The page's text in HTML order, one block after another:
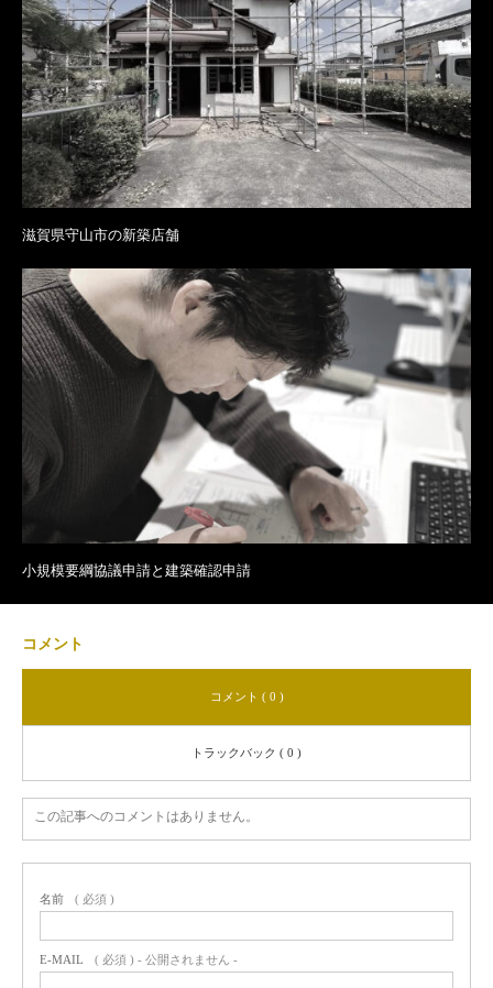
滋賀県守山市の新築店舗
小規模要綱協議申請と建築確認申請
コメント
コメント ( 0 )
トラックバック ( 0 )
この記事へのコメントはありません。
名前 ( 必須 )
E-MAIL ( 必須 ) - 公開されません -